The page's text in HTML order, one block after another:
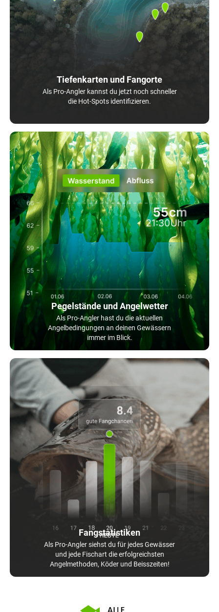
Tiefenkarten und Fangorte
Als Pro-Angler kannst du jetzt noch schneller
die Hot-Spots identifizieren.
Pegelstände und Angelwetter
Als Pro-Angler hast du die aktuellen
Angelbedingungen an deinen Gewässern
immer im Blick.
Fangstatistiken
Als Pro-Angler siehst du für jedes Gewässer
und jede Fischart die erfolgreichsten
Angelmethoden, Köder und Beisszeiten!